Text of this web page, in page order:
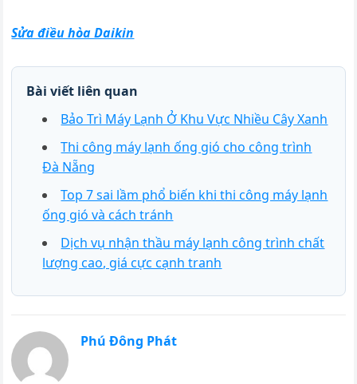
Sửa điều hòa Daikin
Bài viết liên quan
Bảo Trì Máy Lạnh Ở Khu Vực Nhiều Cây Xanh
Thi công máy lạnh ống gió cho công trình
Đà Nẵng
Top 7 sai lầm phổ biến khi thi công máy lạnh
ống gió và cách tránh
Dịch vụ nhận thầu máy lạnh công trình chất
lượng cao, giá cực cạnh tranh
Phú Đông Phát